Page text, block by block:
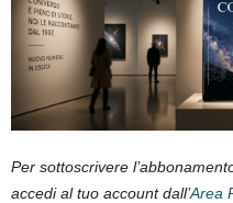
Per sottoscrivere
accedi al tuo account dall’Area